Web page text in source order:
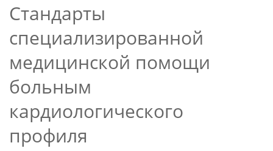
Стандарты
специализированной
медицинской помощи
больным
кардиологического
профиля